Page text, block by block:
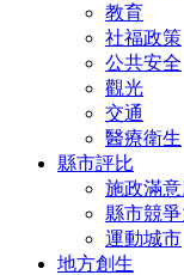
教育
社福政策
公共安全
觀光
交通
醫療衛生
縣市評比
施政滿
縣市競爭
運動城市
地方創生